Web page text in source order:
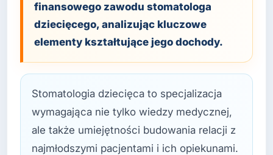
finansowego zawodu stomatologa
dziecięcego, analizując kluczowe
elementy kształtujące jego dochody.
Stomatologia dziecięca to specjalizacja
wymagająca nie tylko wiedzy medycznej,
ale także umiejętności budowania relacji z
najmłodszymi pacjentami i ich opiekunami.